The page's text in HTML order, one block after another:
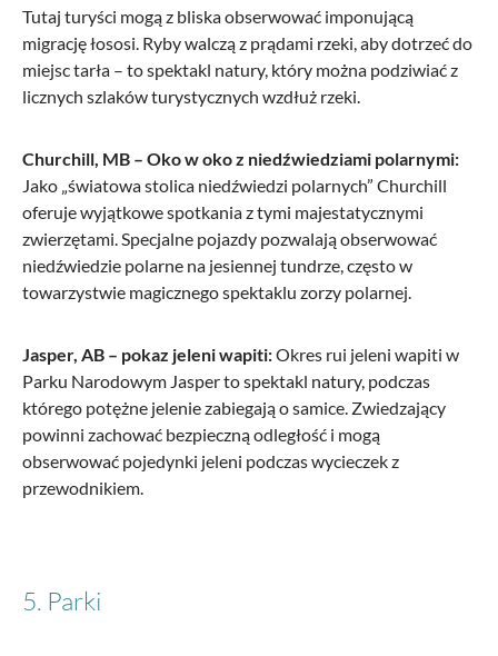
Tutaj turyści mogą z bliska obserwować imponującą
migrację łososi. Ryby walczą z prądami rzeki, aby dotrzeć do
miejsc tarła – to spektakl natury, który można podziwiać z
licznych szlaków turystycznych wzdłuż rzeki.
Churchill, MB – Oko w oko z niedźwiedziami polarnymi:
Jako „światowa stolica niedźwiedzi polarnych” Churchill
oferuje wyjątkowe spotkania z tymi majestatycznymi
zwierzętami. Specjalne pojazdy pozwalają obserwować
niedźwiedzie polarne na jesiennej tundrze, często w
towarzystwie magicznego spektaklu zorzy polarnej.
Jasper, AB – pokaz jeleni wapiti:Okres rui jeleni wapiti w
Parku Narodowym Jasper to spektakl natury, podczas
którego potężne jelenie zabiegają o samice. Zwiedzający
powinni zachować bezpieczną odległość i mogą
obserwować pojedynki jeleni podczas wycieczek z
przewodnikiem.
5. Parki